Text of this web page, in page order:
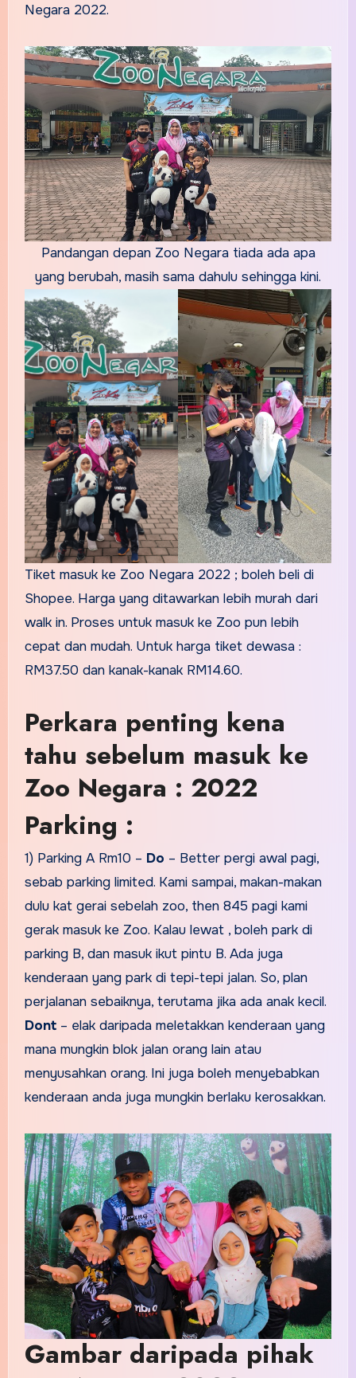
Negara 2022.
Pandangan depan Zoo Negara tiada ada apa
yang berubah, masih sama dahulu sehingga kini.
Tiket masuk ke Zoo Negara 2022 ; boleh beli di
Shopee. Harga yang ditawarkan lebih murah dari
walk in. Proses untuk masuk ke Zoo pun lebih
cepat dan mudah. Untuk harga tiket dewasa :
RM37.50 dan kanak-kanak RM14.60.
Perkara penting kena
tahu sebelum masuk ke
Zoo Negara : 2022
Parking :
1) Parking A Rm10 – Do – Better pergi awal pagi,
sebab parking limited. Kami sampai, makan-makan
dulu kat gerai sebelah zoo, then 845 pagi kami
gerak masuk ke Zoo. Kalau lewat , boleh park di
parking B, dan masuk ikut pintu B. Ada juga
kenderaan yang park di tepi-tepi jalan. So, plan
perjalanan sebaiknya, terutama jika ada anak kecil.
Dont – elak daripada meletakkan kenderaan yang
mana mungkin blok jalan orang lain atau
menyusahkan orang. Ini juga boleh menyebabkan
kenderaan anda juga mungkin berlaku kerosakkan.
Gambar daripada pihak